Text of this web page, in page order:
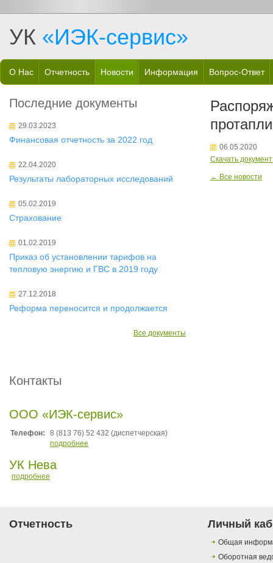
УК «ИЭК-сервис»
О Нас Отчетность Новости Информация Вопрос-Ответ
Последние документы
29.03.2023
Финансовая отчетность за 2022 год
22.04.2020
Результаты лабораторных исследований
05.02.2019
Страхование
01.02.2019
Приказ об установлении тарифов на
тепловую энергию и ГВС в 2019 году
27.12.2018
Реформа переносится и продолжается
Все документы
Контакты
ООО «ИЭК-сервис»
Телефон:
8 (813 76) 52 432 (диспетчерская)
подробнее
УК Нева
подробнее
06.05.2020
Скачать документ
← Все новости
Отчетность Личный
Общая
Оборотная